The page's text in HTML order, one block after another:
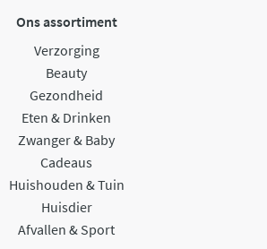
Ons assortiment
Verzorging
Beauty
Gezondheid
Eten & Drinken
Zwanger & Baby
Cadeaus
Huishouden & Tuin
Huisdier
Afvallen & Sport